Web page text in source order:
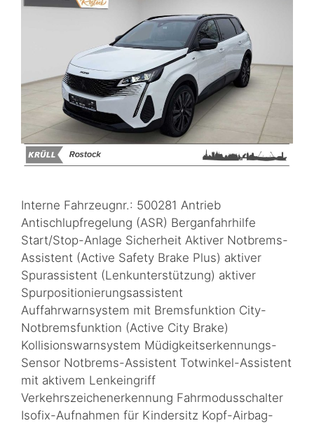
Interne Fahrzeugnr.: 500281 Antrieb
Antischlupfregelung (ASR) Berganfahrhilfe
Start/Stop-Anlage Sicherheit Aktiver Notbrems-
Assistent (Active Safety Brake Plus) aktiver
Spurassistent (Lenkunterstützung) aktiver
Spurpositionierungsassistent
Auffahrwarnsystem mit Bremsfunktion City-
Notbremsfunktion (Active City Brake)
Kollisionswarnsystem Müdigkeitserkennungs-
Sensor Notbrems-Assistent Totwinkel-Assistent
mit aktivem Lenkeingriff
Verkehrszeichenerkennung Fahrmodusschalter
Isofix-Aufnahmen für Kindersitz Kopf-Airbag-